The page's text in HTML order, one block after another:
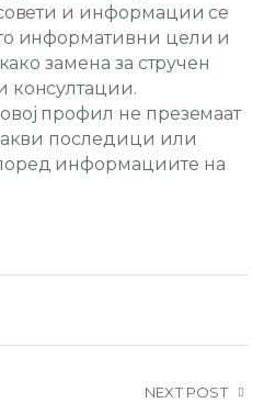
и информации се
информативни цели и
замена за стручен
консултации.
профил не преземаат
последици или
информациите на
NEXT POST